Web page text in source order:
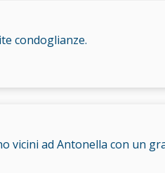
condoglianze.
vicini ad Antonella con un